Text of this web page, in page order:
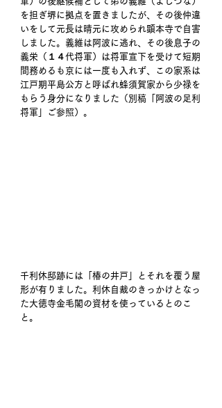
を担ぎ堺に拠点を置きましたが、その後仲違
いをして元長は晴元に攻められ顕本寺で自害
しました。義維は阿波に逃れ、その後息子の
義栄（１４代将軍）は将軍宣下を受けて短期
間務めるも京には一度も入れず、この家系は
江戸期平島公方と呼ばれ蜂須賀家から少禄を
もらう身分になりました（別稿「阿波の足利
将軍」ご参照）。
千利休邸跡には「椿の井戸」とそれを覆う屋
形が有りました。利休自裁のきっかけとなっ
た大徳寺金毛閣の資材を使っているとのこ
と。